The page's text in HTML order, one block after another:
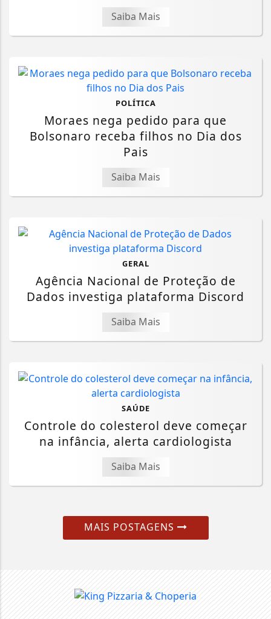
Saiba Mais
POLÍTICA
Moraes nega pedido para que
Bolsonaro receba filhos no Dia dos
Pais
Saiba Mais
GERAL
Agência Nacional de Proteção de
Dados investiga plataforma Discord
Saiba Mais
SAÚDE
Controle do colesterol deve começar
na infância, alerta cardiologista
Saiba Mais
MAIS POSTAGENS